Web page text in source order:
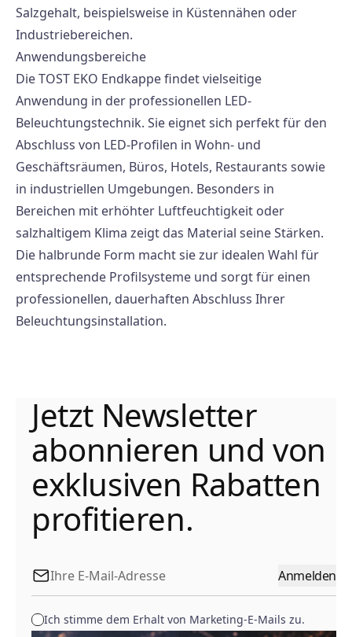
Salzgehalt, beispielsweise in Küstennähen oder
Industriebereichen.
Anwendungsbereiche
Die TOST EKO Endkappe findet vielseitige
Anwendung in der professionellen LED-
Beleuchtungstechnik. Sie eignet sich perfekt für den
Abschluss von LED-Profilen in Wohn- und
Geschäftsräumen, Büros, Hotels, Restaurants sowie
in industriellen Umgebungen. Besonders in
Bereichen mit erhöhter Luftfeuchtigkeit oder
salzhaltigem Klima zeigt das Material seine Stärken.
Die halbrunde Form macht sie zur idealen Wahl für
entsprechende Profilsysteme und sorgt für einen
professionellen, dauerhaften Abschluss Ihrer
Beleuchtungsinstallation.
Jetzt Newsletter
abonnieren und von
exklusiven Rabatten
profitieren.
Anmelden
Ich stimme dem Erhalt von Marketing-E-Mails zu.